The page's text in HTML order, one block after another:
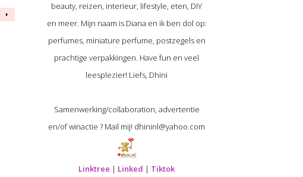
beauty, reizen, interieur, lifestyle, eten, DIY
en meer. Mijn naam is Diana en ik ben dol op:
perfumes, miniature perfume, postzegels en
prachtige verpakkingen. Have fun en veel
leesplezier! Liefs, Dhini
Samenwerking/collaboration, advertentie
en/of winactie ? Mail mij! dhininl@yahoo.com
Linktree | Linked | Tiktok